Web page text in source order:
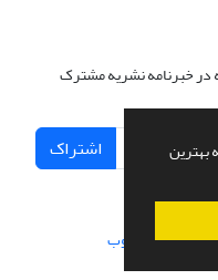
بهترین
در خبرنامه نشریه مشترک
اشتراک
سازی از سیناوب